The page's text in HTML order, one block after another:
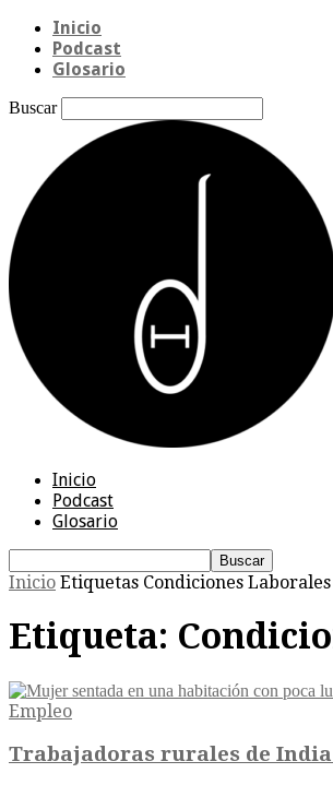
Inicio
Podcast
Glosario
Buscar
Inicio
Podcast
Glosario
Inicio Etiquetas Condiciones Laborales
Etiqueta:
Empleo
Trabajadoras rurales de